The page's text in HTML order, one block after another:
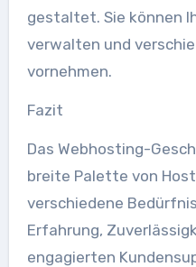
gestaltet. Sie können
verwalten und
vornehmen.
Fazit
Das Webhosting-
breite Palette von
verschiedene
Erfahrung,
engagierten